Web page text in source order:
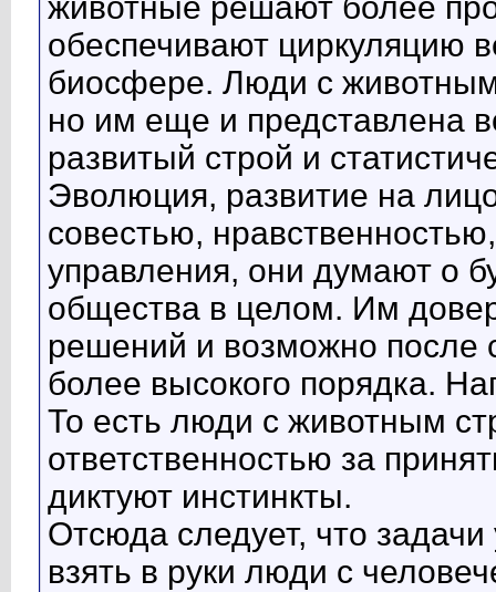
животные решают более
обеспечивают циркуляцию
биосфере. Люди с
но им еще и представлена
развитый строй и
Эволюция, развитие на
совестью,
управления, они думают о
общества в целом. Им
решений и возможно после
более высокого порядка.
То есть люди с животным
ответственностью за
диктуют инстинкты.
Отсюда следует, что
взять в руки люди с